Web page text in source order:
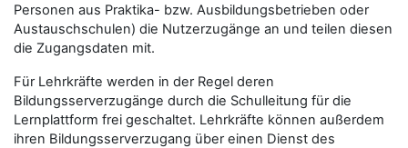
Personen aus Praktika- bzw. Ausbildungsbetrieben oder
Austauschschulen) die Nutzerzugänge an und teilen diesen
die Zugangsdaten mit.
Für Lehrkräfte werden in der Regel deren
Bildungsserverzugänge durch die Schulleitung für die
Lernplattform frei geschaltet. Lehrkräfte können außerdem
ihren Bildungsserverzugang über einen Dienst des